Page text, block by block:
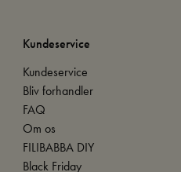
Kundeservice
Kundeservice
Bliv forhandler
FAQ
Om os
FILIBABBA DIY
Black Friday